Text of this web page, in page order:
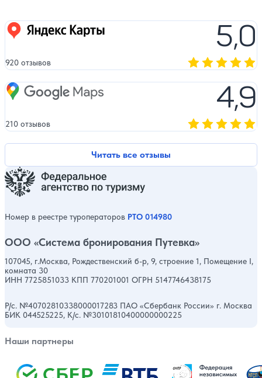
Читать все отзывы
Яндекс карты 5,0
920 отзывов
Google Maps 4,9
210 отзывов
Номер в реестре туроператоров РТО 014980
ООО «Система бронирования Путевка»
107045, г.Москва, Рождественский б-р, 9, строение 1, Помещение I,
комната 30
ИНН 7725851033 КПП 770201001 ОГРН 5147746438175
Р/с. №40702810338000017283 ПАО «Сбербанк России» г. Москва
БИК 044525225, К/с. №30101810400000000225
Наши партнеры